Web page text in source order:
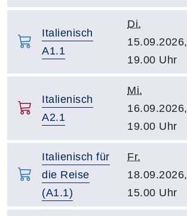
Italienisch
A1.1
Di.
15.09.2026,
19.00 Uhr
Italienisch
A2.1
Mi.
16.09.2026,
19.00 Uhr
Italienisch für
die Reise
(A1.1)
Fr.
18.09.2026,
15.00 Uhr